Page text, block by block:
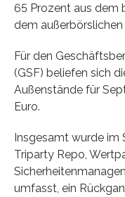
65 Prozent aus dem
dem außerbörslichen
Für den
(GSF) beliefen sich
Außenstände für
Euro.
Insgesamt wurde im
Triparty Repo,
umfasst, ein